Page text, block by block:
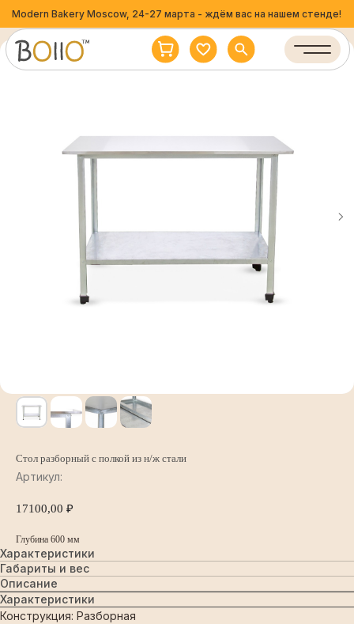
Modern Bakery Moscow, 24-27 марта - ждём вас на нашем стенде!
Стол разборный с полкой из н/ж стали
Артикул:
17100,00 ₽
Глубина 600 мм
Характеристики
Габариты и вес
Описание
Характеристики
Конструкция: Разборная